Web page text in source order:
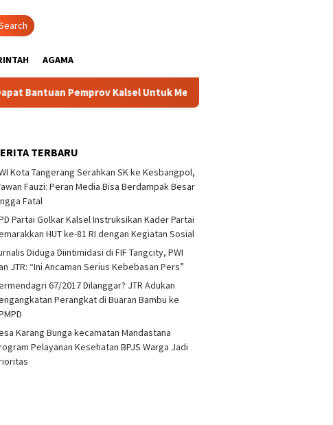
AGAMA
Pemprov Kalsel Untuk Memperkuat Kelembagaan dan
TERBARU
Kota Tangerang Serahkan SK ke Kesbangpol,
Fauzi: Peran Media Bisa Berdampak Besar
Fatal
Partai Golkar Kalsel Instruksikan Kader Partai
HUT ke-81 RI dengan Kegiatan Sosial
Diduga Diintimidasi di FIF Tangcity, PWI
JTR: “Ini Ancaman Serius Kebebasan Pers”
67/2017 Dilanggar? JTR Adukan
Perangkat di Buaran Bambu ke
Karang Bunga kecamatan Mandastana
Pelayanan Kesehatan BPJS Warga Jadi